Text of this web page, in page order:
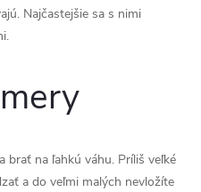
Najčastejšie sa s nimi
brať na ľahkú váhu. Príliš veľké
a do veľmi malých nevložíte